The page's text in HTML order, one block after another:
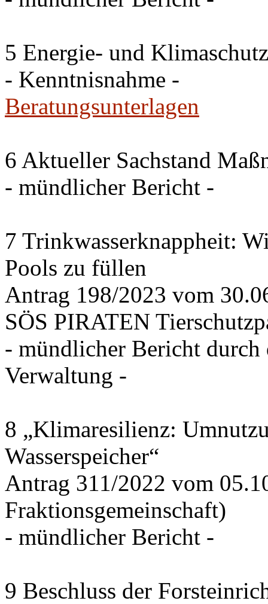
5 Energie- und
- Kenntnisnahme -
Beratungsunterlagen
6 Aktueller Sachstand
- mündlicher Bericht -
7 Trinkwasserknappheit:
Pools zu füllen
Antrag 198/2023 vom
SÖS PIRATEN
- mündlicher Bericht
Verwaltung -
8 „Klimaresilienz:
Wasserspeicher“
Antrag 311/2022 vom
Fraktionsgemeinschaft)
- mündlicher Bericht -
9 Beschluss der